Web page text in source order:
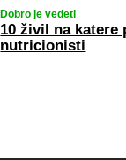
Dobro je vedeti
10 živil na katere
nutricionisti